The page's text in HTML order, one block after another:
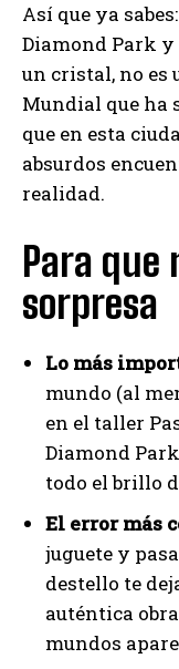
Así que ya
Diamond Park
un cristal, no es
Mundial que ha
que en esta
absurdos
realidad.
Para que
sorpresa
Lo más
mundo (al
en el taller
Diamond
todo el brillo
El error más
juguete y
destello te
auténtica
mundos